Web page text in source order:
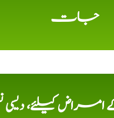
جات
کے امراض کیلئے،